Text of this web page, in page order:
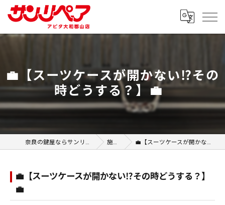
💼【スーツケースが開かない⁉️その
時どうする？】💼
奈良の鍵屋ならサンリペア アピタ大和郡山店 施工事例 💼【スーツケースが開かない⁉️その時どうする？】💼
💼【スーツケースが開かない⁉️その時どうする？】
💼